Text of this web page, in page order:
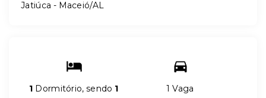
Jatiúca - Maceió/AL
1 Dormitório, sendo 1
1 Vaga